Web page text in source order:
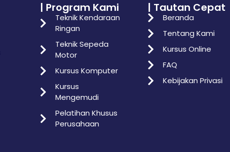
| Program Kami
Teknik Kendaraan
Ringan
Teknik Sepeda
Motor
Kursus Komputer
Kursus
Mengemudi
Pelatihan Khusus
Perusahaan
| Tautan Cepat
Beranda
Tentang Kami
Kursus Online
FAQ
Kebijakan Privasi